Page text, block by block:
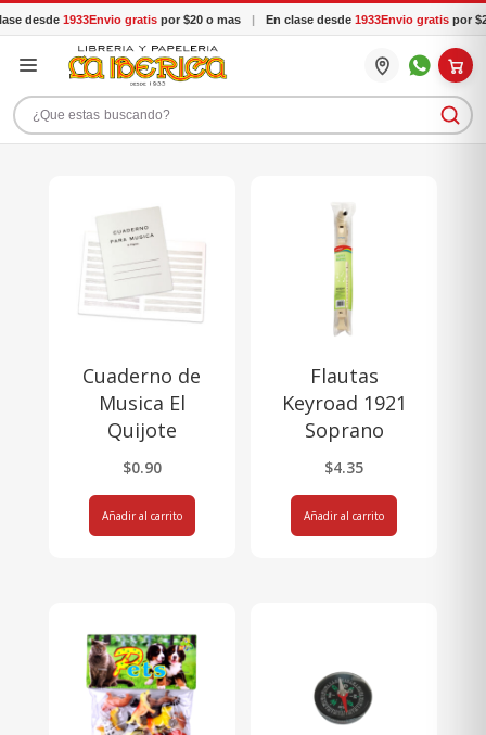
desde1933Envio gratispor $20 o mas En clase desde1933Envio gratispor
Buscar productos
Cuaderno de
Musica El
Quijote
$0.90
Añadir al carrito
Flautas
Keyroad 1921
Soprano
$4.35
Añadir al carrito